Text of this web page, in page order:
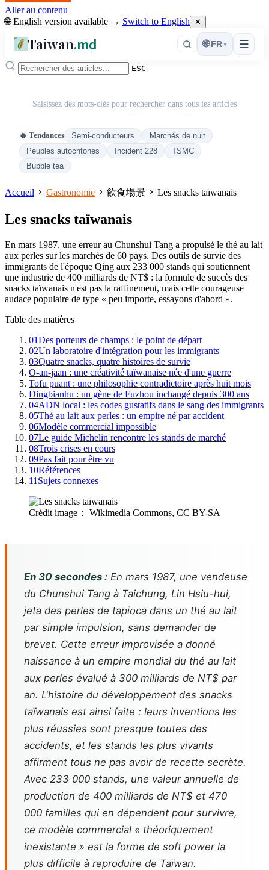
Aller au contenu
🌐 English version available → Switch to English ✕
Taiwan.md ☰
🌐 FR ▾
ESC
Saisissez des mots-clés pour rechercher dans tous les articles
🔥 Tendances Semi-conducteurs
Marchés de nuit
Peuples autochtones
Incident 228
TSMC
Bubble tea
Accueil Gastronomie 飲食場景 Les snacks taïwanais
Les snacks taïwanais
En mars 1987, une erreur au Chunshui Tang a propulsé le thé au lait
aux perles sur les marchés de 60 pays. Des outils de survie des
immigrants de l'époque Qing aux 233 000 stands qui soutiennent
une industrie de 400 milliards de NT$ : la formule de succès des
snacks taïwanais n'est pas la raffinement, mais cette courageuse
audace populaire de type « peu importe, essayons d'abord ».
Table des matières
01Des porteurs de champs : le point de départ
02Un laboratoire d'intégration pour les immigrants
03Quatre snacks, quatre histoires de survie
Ō-an-jaan : une créativité taïwanaise née d'une guerre
Tofu puant : une philosophie contradictoire après huit mois
Dingbianhu : un gène de Fuzhou inchangé depuis 300 ans
04ADN local : les codes gustatifs dans le sang des immigrants
05Thé au lait aux perles : un empire né par accident
06Modèle commercial impossible
07Le guide Michelin rencontre les stands de marché
08Trois crises en cours
09Pas fait pour être vu
10Références
11 Sujets connexes
Crédit image： Wikimedia Commons, CC BY-SA
En 30 secondes : En mars 1987, une vendeuse
du Chunshui Tang à Taichung, Lin Hsiu-hui,
jeta des perles de tapioca dans un thé au lait
par simple impulsion, sans demander de
brevet. Cette erreur improvisée a donné
naissance à un empire mondial du thé au lait
aux perles évalué à 300 milliards de NT$ par
an. L'histoire du développement des snacks
taïwanais est ainsi faite : leurs inventions les
plus réussies sont presque toutes des
accidents, et les stands les plus vivants
affirment tous ne pas avoir de recette secrète.
Avec 233 000 stands, une valeur annuelle de
production de 400 milliards de NT$ et 470
000 familles qui en dépendent pour survivre,
ce modèle commercial « théoriquement
inexistante » est la forme de soft power la
plus difficile à reproduire de Taïwan.